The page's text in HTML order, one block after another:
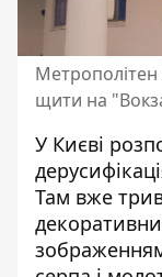
Метрополітен
щити на
У Києві
Там вже